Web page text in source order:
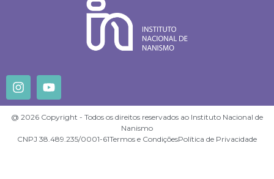
@ 2026 Copyright - Todos os direitos reservados ao Instituto Nacional de
Nanismo
CNPJ 38.489.235/0001-61Termos e CondiçõesPolítica de Privacidade